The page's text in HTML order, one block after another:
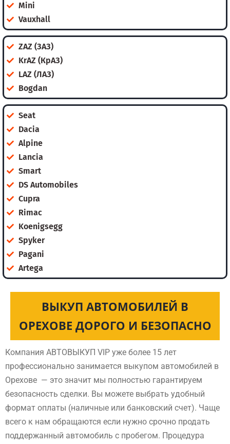
Mini
Vauxhall
ZAZ (ЗАЗ)
KrAZ (КрАЗ)
LAZ (ЛАЗ)
Bogdan
Seat
Dacia
Alpine
Lancia
Smart
DS Automobiles
Cupra
Rimac
Koenigsegg
Spyker
Pagani
Artega
ВЫКУП АВТОМОБИЛЕЙ В
ОРЕХОВЕ ДОРОГО И БЕЗОПАСНО
Компания АВТОВЫКУП VIP уже более 15 лет
профессионально занимается выкупом автомобилей в
Орехове — это значит мы полностью гарантируем
безопасность сделки. Вы можете выбрать удобный
формат оплаты (наличные или банковский счет). Чаще
всего к нам обращаются если нужно срочно продать
поддержанный автомобиль с пробегом. Процедура